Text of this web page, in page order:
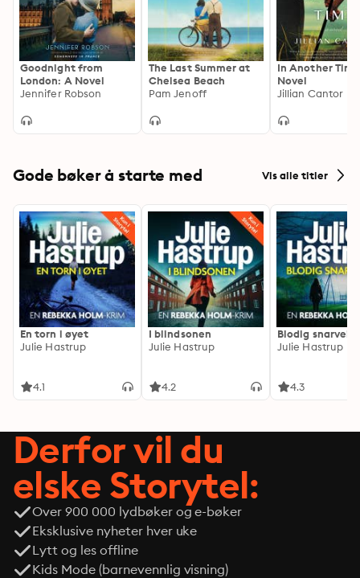
Goodnight from
London: A Novel
Jennifer Robson
The Last Summer at
Chelsea Beach
Pam Jenoff
In Another
Novel
Jillian Cantor
Gode bøker å starte med Vis alle titler
En torn i øyet
Julie Hastrup
4.1
I blindsonen
Julie Hastrup
4.2
Blodig snarvei
Julie Hastrup
4.3
Derfor vil du
elske Storytel:
Over 900 000 lydbøker og e-bøker
Eksklusive nyheter hver uke
Lytt og les offline
Kids Mode (barnevennlig visning)